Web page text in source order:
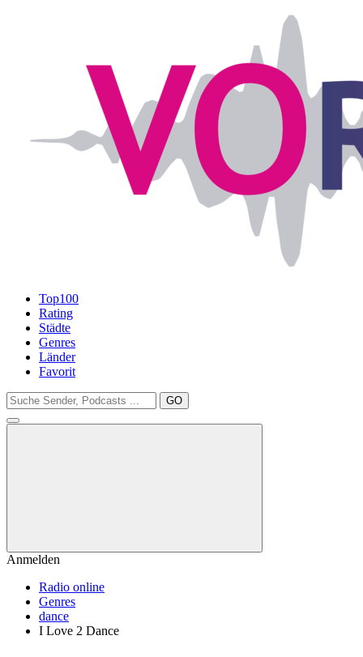
Top100
Rating
Städte
Genres
Länder
Favorit
GO
Anmelden
Radio online
Genres
dance
I Love 2 Dance